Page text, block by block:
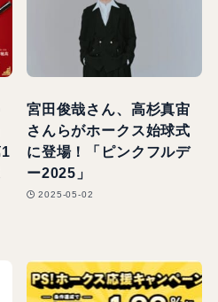
宮田俊哉さん、高杉真宙
さんらがホークス始球式
に登場！「ピンクフルデ
ー2025」
2025-05-02